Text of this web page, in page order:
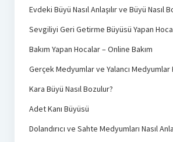
Evdeki Büyü Nasıl Anlaşılır ve Büyü Nasıl
Sevgiliyi Geri Getirme Büyüsü Yapan
Bakım Yapan Hocalar – Online Bakım
Gerçek Medyumlar ve Yalancı Medyumlar
Kara Büyü Nasıl Bozulur?
Adet Kanı Büyüsü
Dolandırıcı ve Sahte Medyumları Nasıl